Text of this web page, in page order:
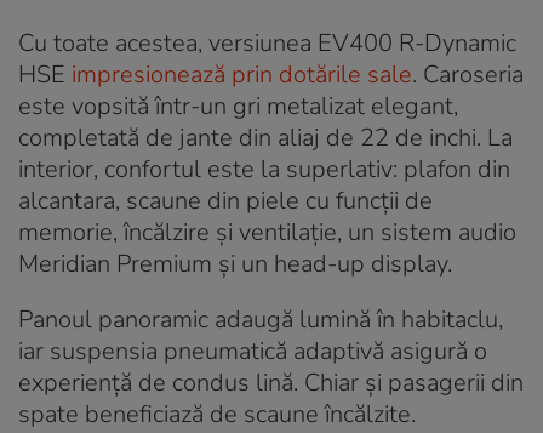
Cu toate acestea, versiunea EV400 R-Dynamic
HSE impresionează prin dotările sale. Caroseria
este vopsită într-un gri metalizat elegant,
completată de jante din aliaj de 22 de inchi. La
interior, confortul este la superlativ: plafon din
alcantara, scaune din piele cu funcții de
memorie, încălzire și ventilație, un sistem audio
Meridian Premium și un head-up display.
Panoul panoramic adaugă lumină în habitaclu,
iar suspensia pneumatică adaptivă asigură o
experiență de condus lină. Chiar și pasagerii din
spate beneficiază de scaune încălzite.